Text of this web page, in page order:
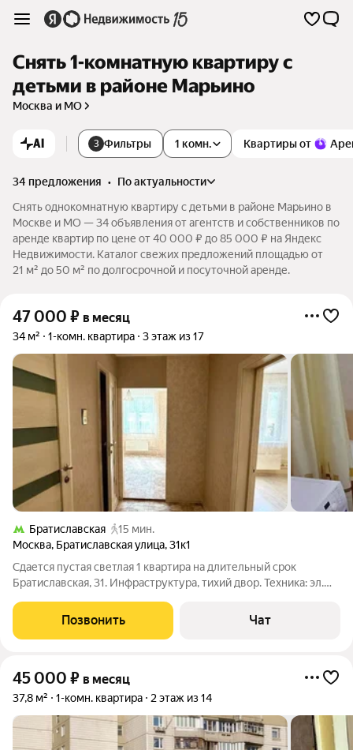
Снять 1-комнатную квартиру с
детьми в районе Марьино
Москва и МО
AI 3 Фильтры Квартиры от
1 комн.
34 предложения •
по актуальности
Снять однокомнатную квартиру с детьми в районе Марьино в
Москве и МО — 34 объявления от агентств и собственников по
аренде квартир по цене от 40 000 ₽ до 85 000 ₽ на Яндекс
Недвижимости. Каталог свежих предложений площадью от
21 м² до 50 м² по долгосрочной и посуточной аренде.
47 000 ₽ в месяц
34 м² 1-комн. квартира 3 этаж из 17
Братиславская
15 мин.
Москва, Братиславская улица,31к1
Сдается пустая светлая 1 квартира на длительный срок
Братиславская, 31. Инфраструктура, тихий двор. Техника: эл.
заселении: первый месяц + последний месяц + депозит.
Позвонить Чат
45 000 ₽ в месяц
37,8 м² 1-комн. квартира 2 этаж из 14